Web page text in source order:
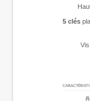
5 clés